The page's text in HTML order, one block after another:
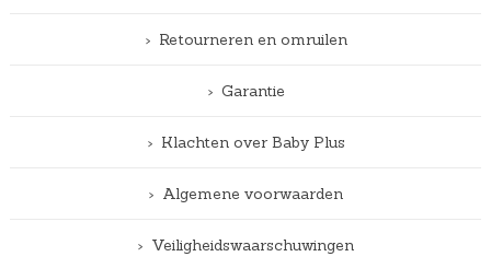
Retourneren en omruilen
Garantie
Klachten over Baby Plus
Algemene voorwaarden
Veiligheidswaarschuwingen